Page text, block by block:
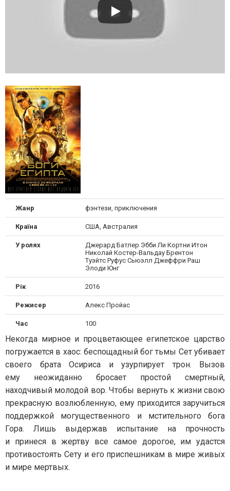
Жанр фэнтези, приключения
Країна США, Австралия
У ролях
Джерард Батлер Эбби Ли Кортни Итон
Николай Костер-Вальдау Брентон
Туэйтс Руфус Сьюэлл Джеффри Раш
Элоди Юнг
Рік 2016
Режисер Алекс Пройас
Час 100
Некогда мирное и процветающее египетское царство
погружается в хаос: беспощадный бог тьмы Сет убивает
своего брата Осириса и узурпирует трон. Вызов
ему неожиданно бросает простой смертный,
находчивый молодой вор. Чтобы вернуть к жизни свою
прекрасную возлюбленную, ему приходится заручиться
поддержкой могущественного и мстительного бога
Гора. Лишь выдержав испытание на прочность
и принеся в жертву все самое дорогое, им удастся
противостоять Сету и его приспешникам в мире живых
и мире мертвых.